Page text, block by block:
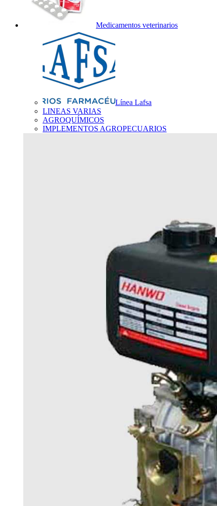
Medicamentos veterinarios
Línea Lafsa
LINEAS VARIAS
AGROQUÍMICOS
IMPLEMENTOS AGROPECUARIOS